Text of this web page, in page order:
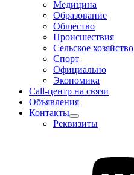
Медицина
Образование
Общество
Происшествия
Сельское хозяйство
Спорт
Официально
Экономика
Call-центр на связи
Объявления
Контакты
Реквизиты